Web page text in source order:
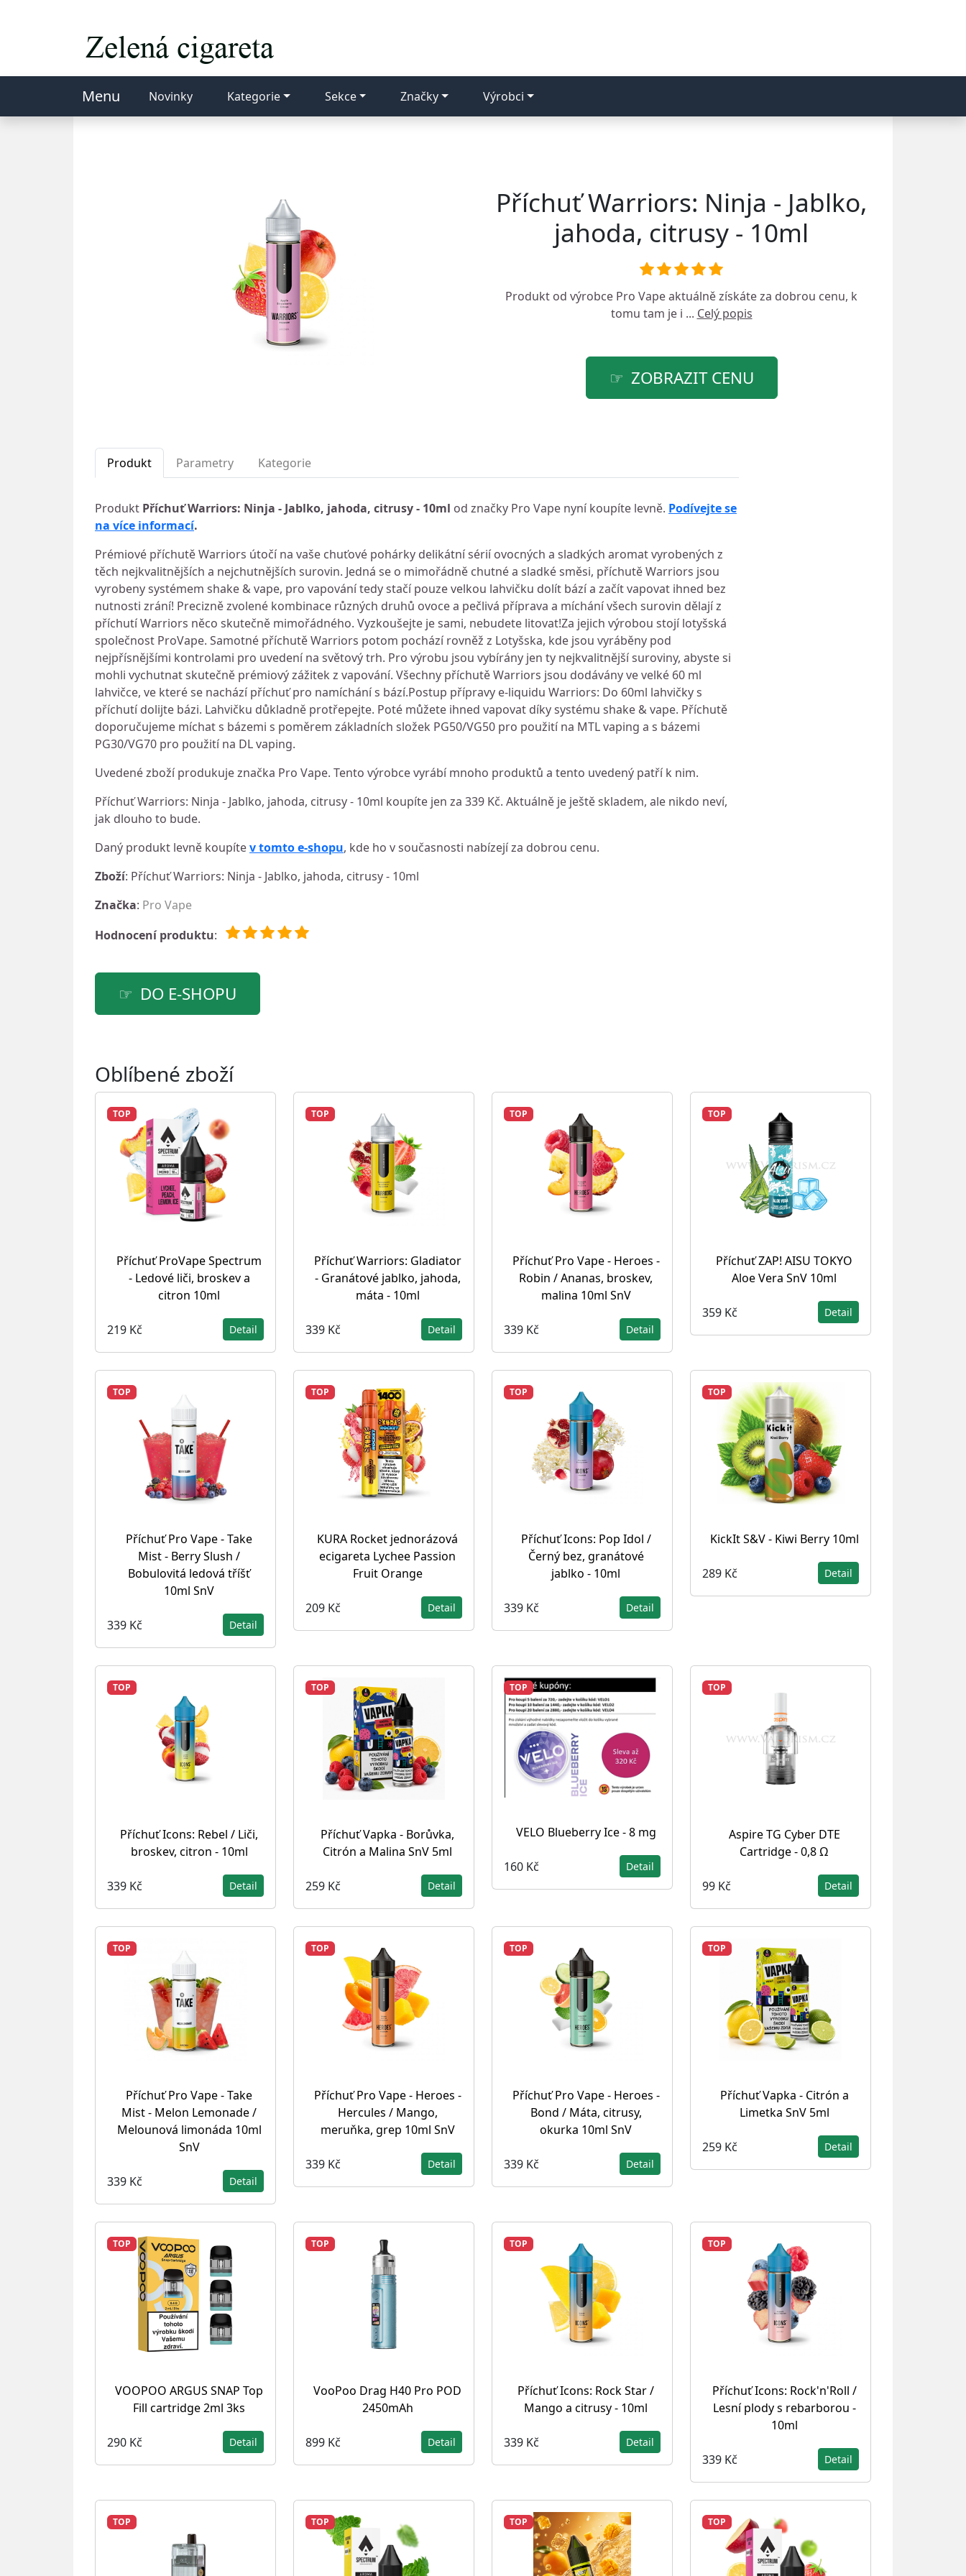
Menu Novinky Kategorie Sekce Značky Výrobci
Příchuť Warriors: Ninja - Jablko,
jahoda, citrusy - 10ml
Produkt od výrobce Pro Vapeaktuálně získáte za dobrou cenu, k
tomu tam je i ... Celý popis
ZOBRAZIT CENU
Produkt Parametry Kategorie
Produkt Příchuť Warriors: Ninja - Jablko, jahoda, citrusy - 10ml od značky Pro Vape nyní koupíte levně. Podívejte se
na více informací.
Prémiové příchutě Warriors útočí na vaše chuťové pohárky delikátní sérií ovocných a sladkých aromat vyrobených z
těch nejkvalitnějších a nejchutnějších surovin. Jedná se o mimořádně chutné a sladké směsi, příchutě Warriors jsou
vyrobeny systémem shake & vape, pro vapování tedy stačí pouze velkou lahvičku dolít bází a začít vapovat ihned bez
nutnosti zrání! Precizně zvolené kombinace různých druhů ovoce a pečlivá příprava a míchání všech surovin dělají z
příchutí Warriors něco skutečně mimořádného. Vyzkoušejte je sami, nebudete litovat!Za jejich výrobou stojí lotyšská
společnost ProVape. Samotné příchutě Warriors potom pochází rovněž z Lotyšska, kde jsou vyráběny pod
nejpřísnějšími kontrolami pro uvedení na světový trh. Pro výrobu jsou vybírány jen ty nejkvalitnější suroviny, abyste si
mohli vychutnat skutečně prémiový zážitek z vapování. Všechny příchutě Warriors jsou dodávány ve velké 60 ml
lahvičce, ve které se nachází příchuť pro namíchání s bází.Postup přípravy e-liquidu Warriors: Do 60ml lahvičky s
příchutí dolijte bázi. Lahvičku důkladně protřepejte. Poté můžete ihned vapovat díky systému shake & vape. Příchutě
doporučujeme míchat s bázemi s poměrem základních složek PG50/VG50 pro použití na MTL vaping a s bázemi
PG30/VG70 pro použití na DL vaping.
Uvedené zboží produkuje značka Pro Vape. Tento výrobce vyrábí mnoho produktů a tento uvedený patří k nim.
Příchuť Warriors: Ninja - Jablko, jahoda, citrusy - 10ml koupíte jen za 339 Kč. Aktuálně je ještě skladem, ale nikdo neví,
jak dlouho to bude.
Daný produkt levně koupítev tomto e-shopu, kde ho v současnosti nabízejí za dobrou cenu.
Zboží: Příchuť Warriors: Ninja - Jablko, jahoda, citrusy - 10ml
Značka: Pro Vape
Hodnocení produktu:
DO E-SHOPU
Oblíbené zboží
TOP
Příchuť ProVape Spectrum
- Ledové liči, broskev a
citron 10ml
219 Kč Detail
TOP
Příchuť Warriors: Gladiator
- Granátové jablko, jahoda,
máta - 10ml
339 Kč Detail
TOP
Příchuť Pro Vape - Heroes -
Robin / Ananas, broskev,
malina 10ml SnV
339 Kč Detail
TOP
Příchuť ZAP! AISU TOKYO
Aloe Vera SnV 10ml
359 Kč Detail
TOP
Příchuť Pro Vape - Take
Mist - Berry Slush /
Bobulovitá ledová tříšť
10ml SnV
339 Kč Detail
TOP
KURA Rocket jednorázová
ecigareta Lychee Passion
Fruit Orange
209 Kč Detail
TOP
Příchuť Icons: Pop Idol /
Černý bez, granátové
jablko - 10ml
339 Kč Detail
TOP
KickIt S&V - Kiwi Berry 10ml
289 Kč Detail
TOP
Příchuť Icons: Rebel / Liči,
broskev, citron - 10ml
339 Kč Detail
TOP
Příchuť Vapka - Borůvka,
Citrón a Malina SnV 5ml
259 Kč Detail
TOP
VELO Blueberry Ice - 8 mg
160 Kč Detail
TOP
Aspire TG Cyber DTE
Cartridge - 0,8 Ω
99 Kč Detail
TOP
Příchuť Pro Vape - Take
Mist - Melon Lemonade /
Melounová limonáda 10ml
SnV
339 Kč Detail
TOP
Příchuť Pro Vape - Heroes -
Hercules / Mango,
meruňka, grep 10ml SnV
339 Kč Detail
TOP
Příchuť Pro Vape - Heroes -
Bond / Máta, citrusy,
okurka 10ml SnV
339 Kč Detail
TOP
Příchuť Vapka - Citrón a
Limetka SnV 5ml
259 Kč Detail
TOP
VOOPOO ARGUS SNAP Top
Fill cartridge 2ml 3ks
290 Kč Detail
TOP
VooPoo Drag H40 Pro POD
2450mAh
899 Kč Detail
TOP
Příchuť Icons: Rock Star /
Mango a citrusy - 10ml
339 Kč Detail
TOP
Příchuť Icons: Rock'n'Roll /
Lesní plody s rebarborou -
10ml
339 Kč Detail
TOP TOP TOP TOP